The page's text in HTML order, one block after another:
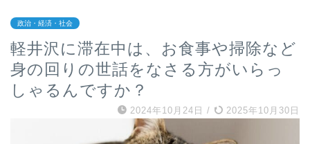
政治・経済・社会
軽井沢に滞在中は、お食事や掃除など
身の回りの世話をなさる方がいらっ
しゃるんですか？
2024年10月24日 / 2025年10月30日